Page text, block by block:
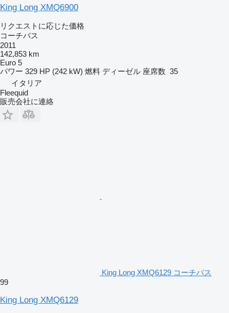
King Long XMQ6900
リクエストに応じた価格
コーチバス
2011
142,853 km
Euro 5
パワー 329 HP (242 kW) 燃料 ディーゼル 座席数 35
イタリア
Fleequid
販売会社に連絡
King Long XMQ6129 コーチバス
99
King Long XMQ6129